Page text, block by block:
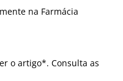
na Farmácia
o artigo*. Consulta as